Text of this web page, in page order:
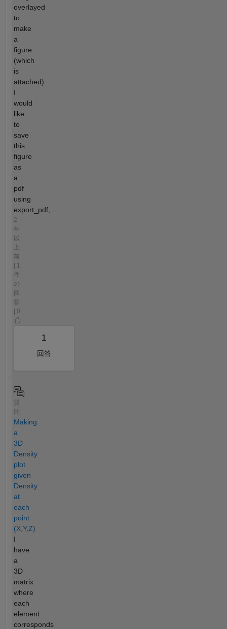
overlayed
to
make
a
figure
(which
is
attached).
I
would
like
to
save
this
figure
as
a
pdf
using
export_pdf,...
2
年
以
前
| 1
件
の
回
答
| 0
1
回答
質
Making
a
3D
Density
plot
given
Density
at
each
point
(X,Y,Z)
I
have
a
3D
matrix
where
each
element
corresponds